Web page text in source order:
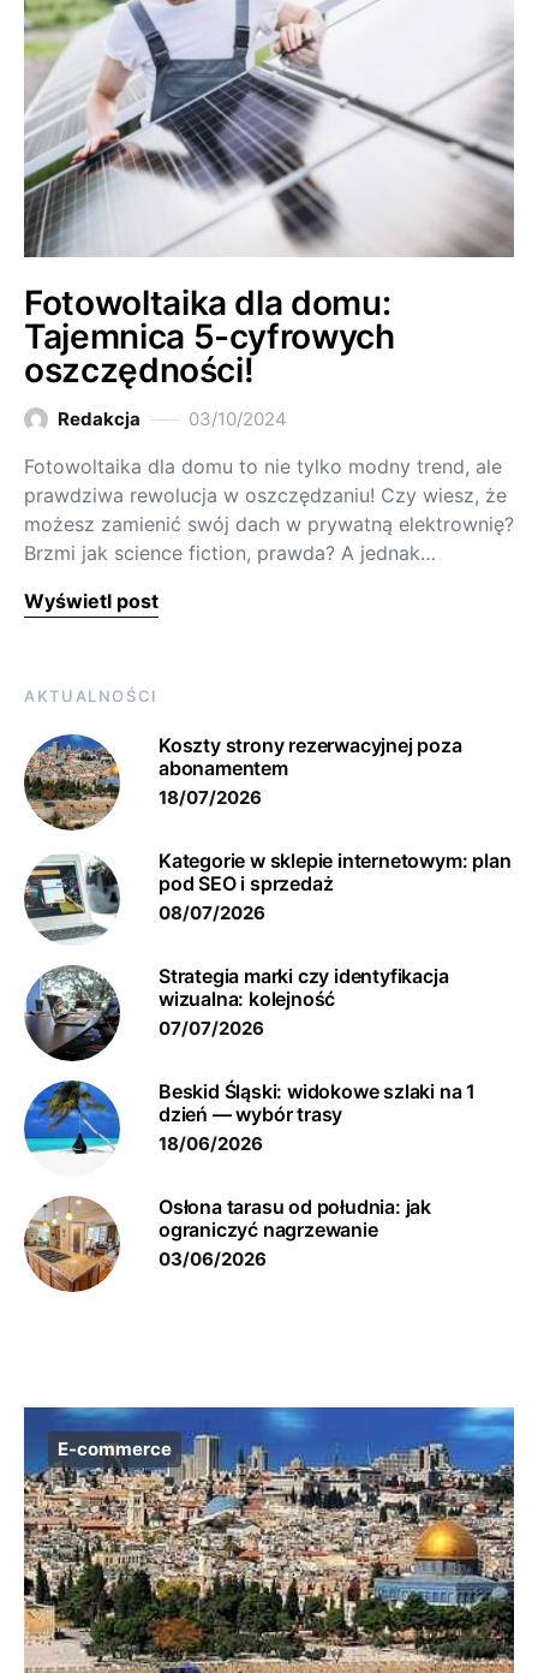
Fotowoltaika dla domu:
Tajemnica 5-cyfrowych
oszczędności!
Redakcja 03/10/2024
Fotowoltaika dla domu to nie tylko modny trend, ale
prawdziwa rewolucja w oszczędzaniu! Czy wiesz, że
możesz zamienić swój dach w prywatną elektrownię?
Brzmi jak science fiction, prawda? A jednak…
Wyświetl post
AKTUALNOŚCI
Koszty strony rezerwacyjnej poza
abonamentem
18/07/2026
Kategorie w sklepie internetowym: plan
pod SEO i sprzedaż
08/07/2026
Strategia marki czy identyfikacja
wizualna: kolejność
07/07/2026
Beskid Śląski: widokowe szlaki na 1
dzień — wybór trasy
18/06/2026
Osłona tarasu od południa: jak
ograniczyć nagrzewanie
03/06/2026
E-commerce